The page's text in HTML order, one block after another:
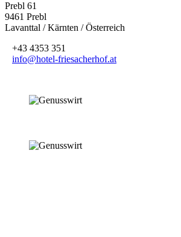
Prebl 61
9461 Prebl
Lavanttal / Kärnten / Österreich
+43 4353 351
info@hotel-friesacherhof.at